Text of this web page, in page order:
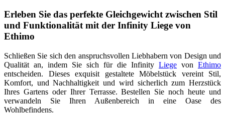
Erleben Sie das perfekte Gleichgewicht zwischen Stil
und Funktionalität mit der Infinity Liege von
Ethimo
Schließen Sie sich den anspruchsvollen Liebhabern von Design und
Qualität an, indem Sie sich für die Infinity Liege von Ethimo
entscheiden. Dieses exquisit gestaltete Möbelstück vereint Stil,
Komfort, und Nachhaltigkeit und wird sicherlich zum Herzstück
Ihres Gartens oder Ihrer Terrasse. Bestellen Sie noch heute und
verwandeln Sie Ihren Außenbereich in eine Oase des
Wohlbefindens.